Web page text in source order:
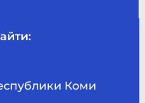
Коми